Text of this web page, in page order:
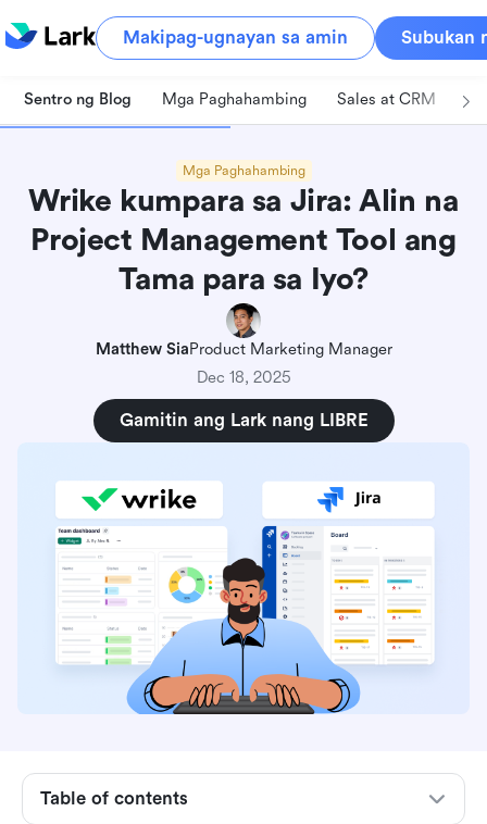
Makipag-ugnayan sa amin Subukan
Sentro ng Blog Mga Paghahambing Sales at CRM
Mga Paghahambing
Wrike kumpara sa Jira: Alin na
Project Management Tool ang
Tama para sa Iyo?
Matthew SiaProduct Marketing Manager
Dec 18, 2025
Gamitin ang Lark nang LIBRE
Table of contents